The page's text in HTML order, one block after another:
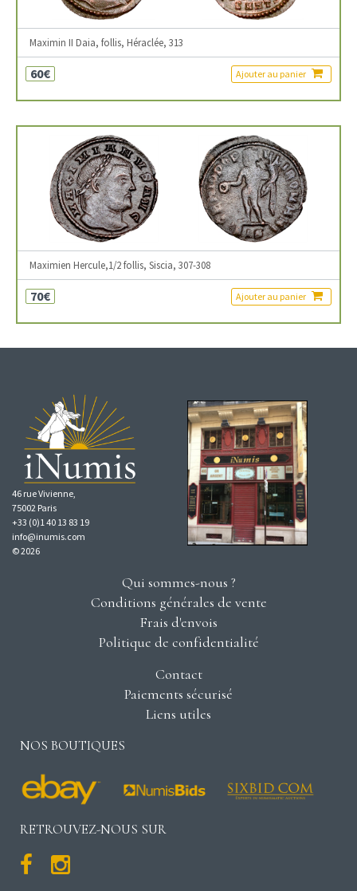
Maximin II Daia, follis, Héraclée, 313
60€ Ajouter au panier
Maximien Hercule,1/2 follis, Siscia, 307-308
70€ Ajouter au panier
46 rue Vivienne,
75002 Paris
+33 (0)1 40 13 83 19
info@inumis.com
© 2026
Qui sommes-nous ?
Conditions générales de vente
Frais d'envois
Politique de confidentialité
Contact
Paiements sécurisé
Liens utiles
NOS BOUTIQUES
RETROUVEZ-NOUS SUR